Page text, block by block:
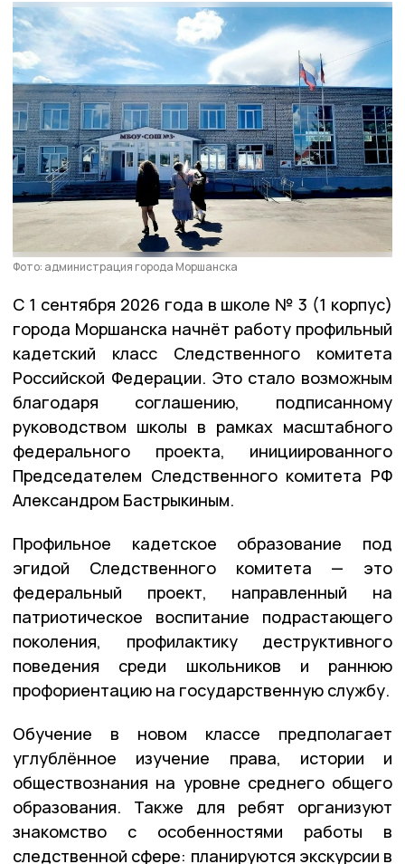
Фото: администрация города Моршанска
С 1 сентября 2026 года в школе № 3 (1 корпус)
города Моршанска начнёт работу профильный
кадетский класс Следственного комитета
Российской Федерации. Это стало возможным
благодаря соглашению, подписанному
руководством школы в рамках масштабного
федерального проекта, инициированного
Председателем Следственного комитета РФ
Александром Бастрыкиным.
Профильное кадетское образование под
эгидой Следственного комитета — это
федеральный проект, направленный на
патриотическое воспитание подрастающего
поколения, профилактику деструктивного
поведения среди школьников и раннюю
профориентацию на государственную службу.
Обучение в новом классе предполагает
углублённое изучение права, истории и
обществознания на уровне среднего общего
образования. Также для ребят организуют
знакомство с особенностями работы в
следственной сфере: планируются экскурсии в